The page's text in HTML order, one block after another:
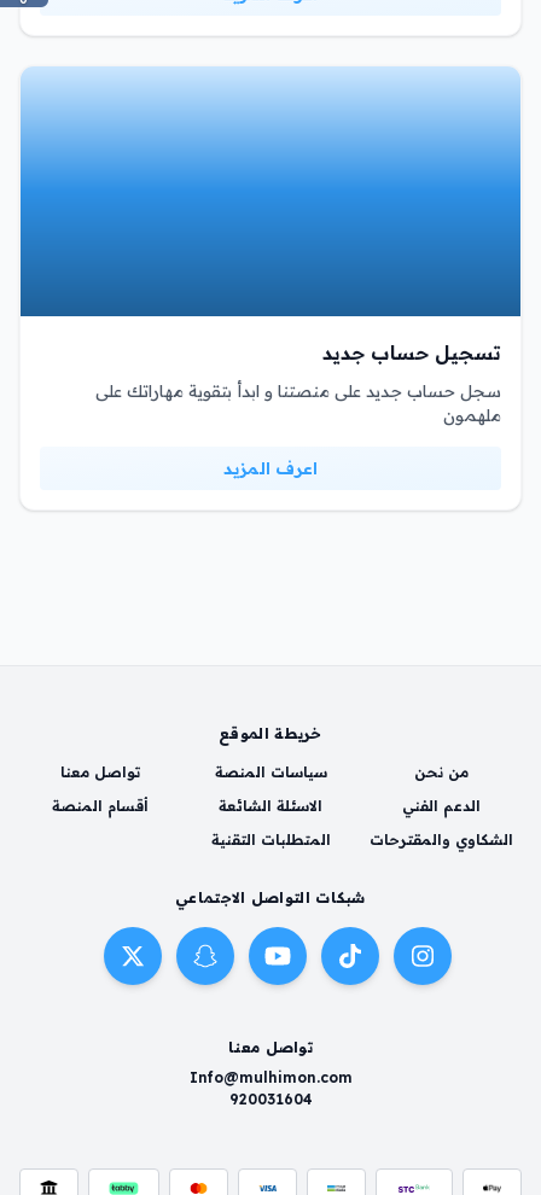
تسجيل حساب جديد
سجل حساب جديد على منصتنا و ابدأ بتقوية مهاراتك على
ملهمون
اعرف المزيد
خريطة الموقع
من نحن سياسات المنصة
تواصل معنا
الدعم الفني
الاسئلة الشائعة
أقسام المنصة
الشكاوي والمقترحات
المتطلبات التقنية
شبكات التواصل الاجتماعي
تواصل معنا
Info@mulhimon.com
920031604